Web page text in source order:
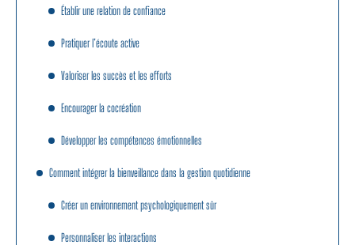
Établir une relation de confiance
Pratiquer l’écoute active
Valoriser les succès et les efforts
Encourager la cocréation
Développer les compétences émotionnelles
Comment intégrer la bienveillance dans la gestion quotidienne
Créer un environnement psychologiquement sûr
Personnaliser les interactions